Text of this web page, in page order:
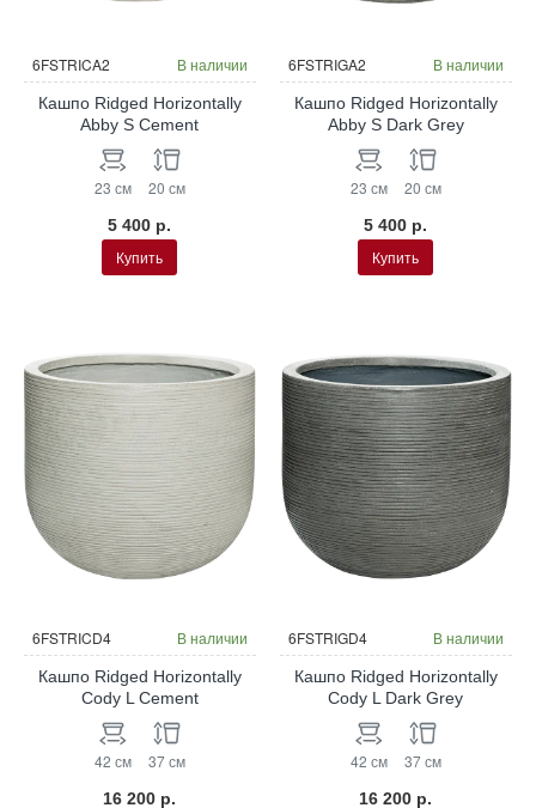
6FSTRICA2 В наличии
Кашпо Ridged Horizontally
Abby S Cement
23 см 20 см
5 400 р.
Купить
6FSTRIGA2 В наличии
Кашпо Ridged Horizontally
Abby S Dark Grey
23 см 20 см
5 400 р.
Купить
6FSTRICD4 В наличии
Кашпо Ridged Horizontally
Cody L Cement
42 см 37 см
16 200 р.
6FSTRIGD4 В наличии
Кашпо Ridged Horizontally
Cody L Dark Grey
42 см 37 см
16 200 р.